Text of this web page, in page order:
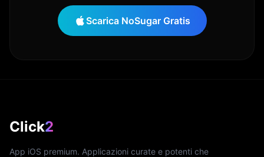
Scarica NoSugar Gratis
Click2
App iOS premium. Applicazioni curate e potenti che